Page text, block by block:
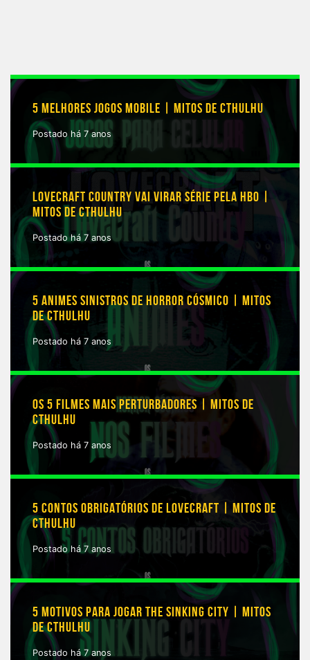
5 MELHORES JOGOS MOBILE | MITOS DE CTHULHU
Postado há 7 anos
LOVECRAFT COUNTRY VAI VIRAR SÉRIE PELA HBO |
MITOS DE CTHULHU
Postado há 7 anos
5 ANIMES SINISTROS DE HORROR CÓSMICO | MITOS
DE CTHULHU
Postado há 7 anos
OS 5 FILMES MAIS PERTURBADORES | MITOS DE
CTHULHU
Postado há 7 anos
5 CONTOS OBRIGATÓRIOS DE LOVECRAFT | MITOS DE
CTHULHU
Postado há 7 anos
5 MOTIVOS PARA JOGAR THE SINKING CITY | MITOS
DE CTHULHU
Postado há 7 anos